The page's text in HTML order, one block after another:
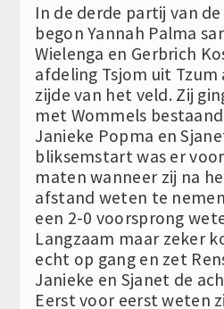
In de derde partij van de
begon Yannah Palma
Wielenga en Gerbrich
afdeling Tsjom uit Tzum
zijde van het veld. Zij
met Wommels
Janieke Popma en
bliksemstart was er
maten wanneer zij na
afstand weten te
een 2-0 voorsprong
Langzaam maar zeker
echt op gang en zet
Janieke en Sjanet de
Eerst voor eerst weten